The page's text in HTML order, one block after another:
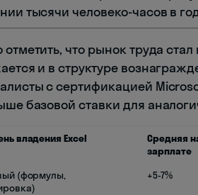
тысячи человеко-часов в
что рынок труда
и в структуре
с сертификацией
базовой ставки для
владения Excel
Средняя
зарплате
(формулы,
+5-7%